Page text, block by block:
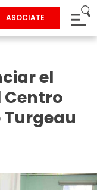
ASOCIATE
el
Centro
Turgeau